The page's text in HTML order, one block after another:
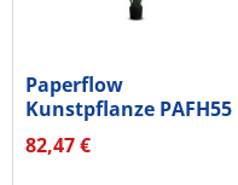
Paperflow
Kunstpflanze PAFH55
Gras 55cm
82,47 €